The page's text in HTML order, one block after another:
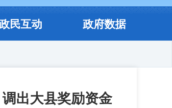
民互动 政府数据
出大县奖励资金